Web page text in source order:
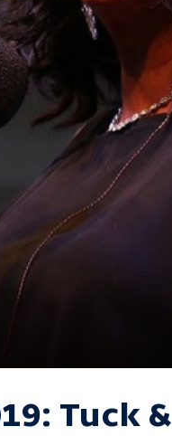
Tuck &